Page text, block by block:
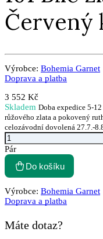
Červený
Výrobce: Bohemia Garnet
Doprava a platba
3 552 Kč
Skladem Doba expedice 5-
růžového zlata a pokovený
celozávodní dovolená 27.7.-
Pár
Do košíku
Výrobce: Bohemia Garnet
Doprava a platba
Máte dotaz?